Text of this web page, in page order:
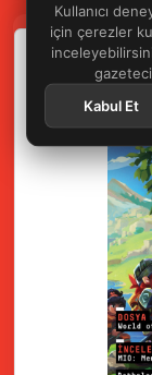
Kullanıcı
için çerezler
Kabul Et